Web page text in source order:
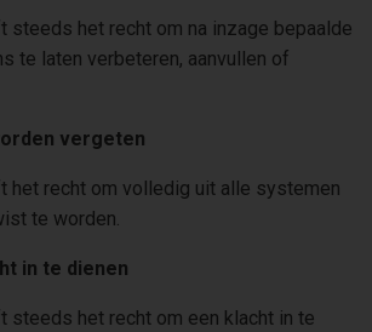
steeds het recht om na inzage bepaalde
te laten verbeteren, aanvullen of
vergeten
het recht om volledig uit alle systemen
te worden.
in te dienen
steeds het recht om een klacht in te